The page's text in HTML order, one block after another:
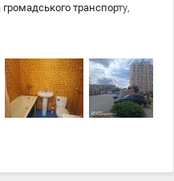
транспорту,
чи може стати вашим
вам речі! Запрошуємо вас
зручний для вас час, усі